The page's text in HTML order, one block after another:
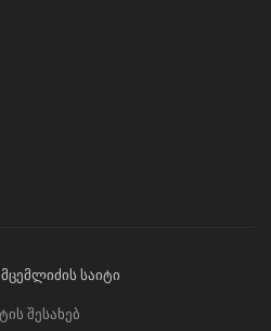
საიტი
შესახებ